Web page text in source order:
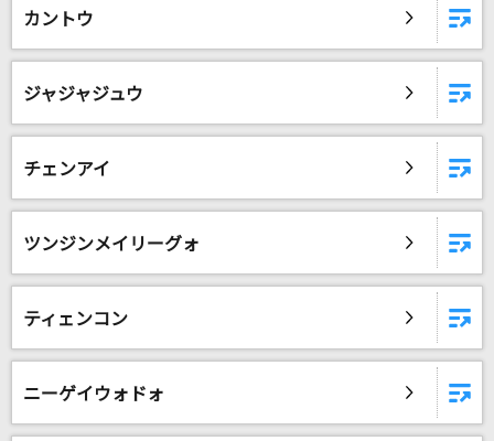
シングルベッド
おかえり
Tani Yuuki
[生音]幸せ
乃木坂46
Sweet&Sweet CHERRY
陽だまり
カントウ
ジャジャジュウ
チェンアイ
ツンジンメイリーグォ
ティェンコン
ニーゲイウォドォ